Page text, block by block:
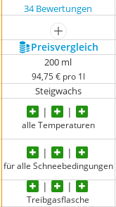
34 Bewertungen
mehr anzeigen
Preis­vergleich
200 ml
94,75 € pro 1l
Steigwachs
alle Temperaturen
für alle Schneebedingungen
Treibgasflasche